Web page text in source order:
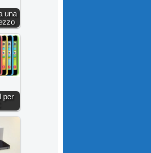
una
per